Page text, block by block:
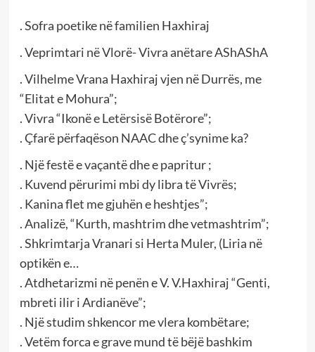
. Sofra poetike në familien Haxhiraj
. Veprimtari në Vlorë- Vivra anëtare AShAShA
. Vilhelme Vrana Haxhiraj vjen në Durrës, me
“Elitat e Mohura”;
. Vivra “Ikonë e Letërsisë Botërore”;
. Çfarë përfaqëson NAAC dhe ç’synime ka?
. Një festë e vaçantë dhe e papritur ;
. Kuvend përurimi mbi dy libra të Vivrës;
. Kanina flet me gjuhën e heshtjes”;
. Analizë, “Kurth, mashtrim dhe vetmashtrim”;
. Shkrimtarja Vranari si Herta Muler, (Liria në
optikën e…
. Atdhetarizmi në penën e V. V.Haxhiraj “Genti,
mbreti ilir i Ardianëve”;
. Një studim shkencor me vlera kombëtare;
. Vetëm forca e grave mund të bëjë bashkim